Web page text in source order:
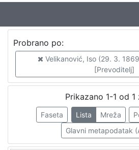
Jezik
hrvatski
Knjige za djecu i mladež
1
Probrano po:
Velikanović, Iso (29. 3.
[Prevoditelj]
Prikazano 1-1 od 1
Faseta Lista Mreža
Glavni metapodatak